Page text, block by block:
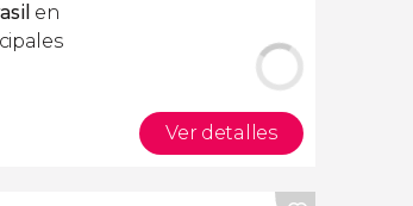
en
Ver detalles